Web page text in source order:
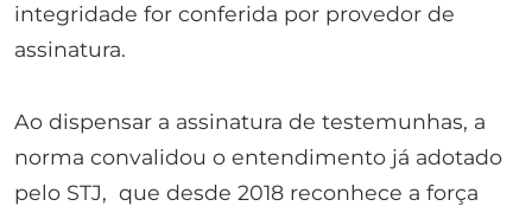
integridade for conferida por provedor de
assinatura.
Ao dispensar a assinatura de testemunhas, a
norma convalidou o entendimento já adotado
pelo STJ, que desde 2018 reconhece a força